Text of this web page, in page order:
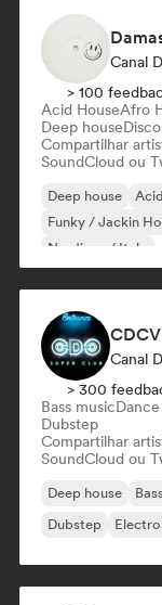
Canal
> 100
Acid HouseAfro
Deep houseDisco
Compartilhar
SoundCloud ou
Deep house
Funky / Jackin
Nu-disco / Italo
Canal
> 300
Bass music
Dubstep
Compartilhar
SoundCloud ou
Deep house
Dubstep